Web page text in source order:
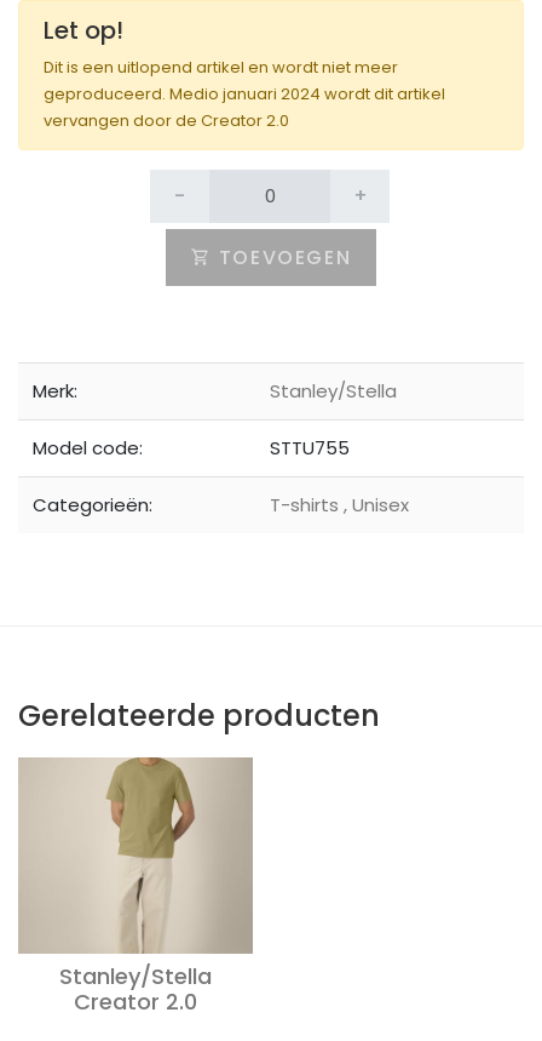
Let op!
Dit is een uitlopend artikel en wordt niet meer
geproduceerd. Medio januari 2024 wordt dit artikel
vervangen door de Creator 2.0
- +
TOEVOEGEN
Merk: Stanley/Stella
Model code: STTU755
Categorieën: T-shirts ,Unisex
Gerelateerde producten
Stanley/Stella
Creator 2.0